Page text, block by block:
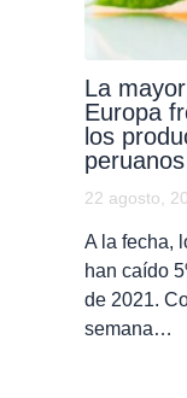
La
Europa
los
peruanos
22 agosto,
A la fecha,
han caído
de 2021.
semana…